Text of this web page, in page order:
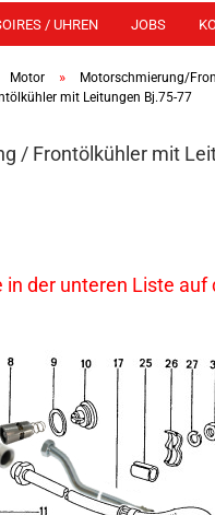
/ UHREN JOBS
Motor » Motorschmierung/
mit Leitungen Bj.75-77
/ Frontölkühler mit
in der unteren Liste